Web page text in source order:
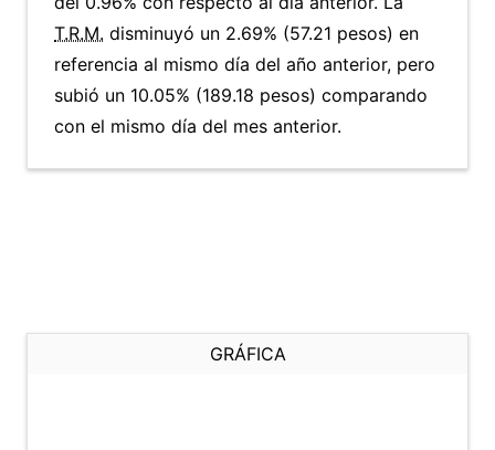
T.R.M. disminuyó un 2.69% (57.21 pesos) en
referencia al mismo día del año anterior, pero
subió un 10.05% (189.18 pesos) comparando
con el mismo día del mes anterior.
GRÁFICA